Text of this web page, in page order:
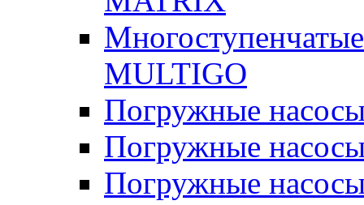
MULTIGO
Погружные
Погружные
Погружные